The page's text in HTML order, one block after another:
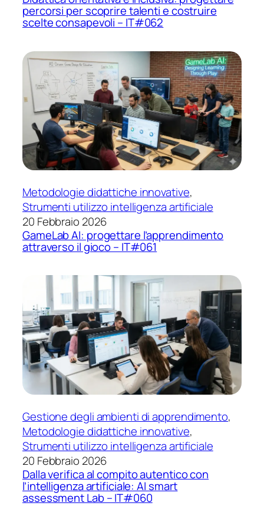
percorsi per scoprire talenti e costruire
scelte consapevoli – IT#062
Metodologie didattiche innovative
Strumenti utilizzo intelligenza artificiale
20 Febbraio 2026
GameLab AI: progettare l’apprendimento
attraverso il gioco – IT#061
Gestione degli ambienti di apprendimento
Metodologie didattiche innovative
Strumenti utilizzo intelligenza artificiale
20 Febbraio 2026
Dalla verifica al compito autentico con
l’intelligenza artificiale: AI smart
assessment Lab – IT#060